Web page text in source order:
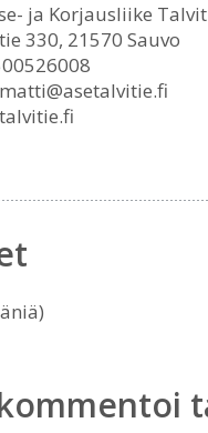
ja Korjausliike
330, 21570 Sauvo
matti@asetalvitie.fi